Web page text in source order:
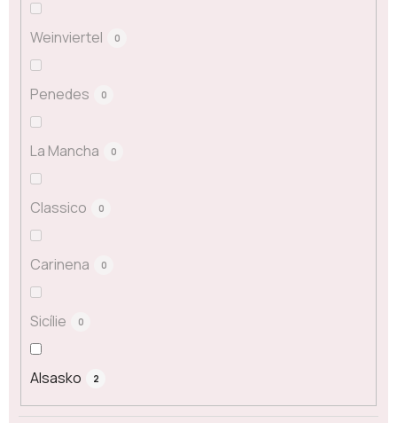
Weinviertel 0
Penedes 0
La Mancha 0
Classico 0
Carinena 0
Sicílie 0
Alsasko 2